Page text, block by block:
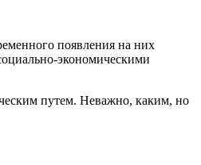
появления на них
экономическими
путем. Неважно, каким, но